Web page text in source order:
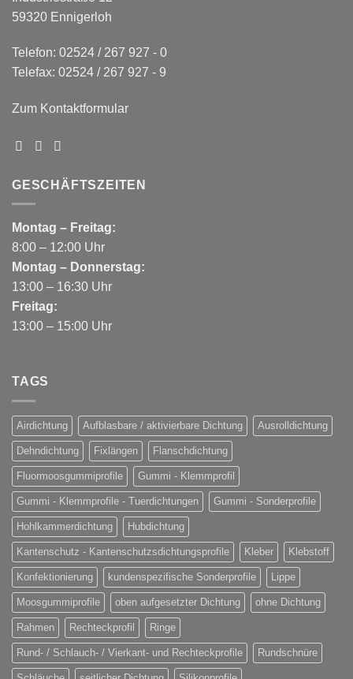
59320 Ennigerloh
Telefon: 02524 / 267 927 - 0
Telefax: 02524 / 267 927 - 9
Zum Kontaktformular
GESCHÄFTSZEITEN
Montag – Freitag:
8:00 – 12:00 Uhr
Montag – Donnerstag:
13:00 – 16:30 Uhr
Freitag:
13:00 – 15:00 Uhr
TAGS
Airdichtung Aufblasbare / aktivierbare Dichtung Ausrolldichtung
Dehndichtung Fixlängen Flanschdichtung
Fluormoosgummiprofile Gummi - Klemmprofil
Gummi - Klemmprofile - Tuerdichtungen Gummi - Sonderprofile
Hohlkammerdichtung Hubdichtung
Kantenschutz - Kantenschutzsdichtungsprofile Kleber Klebstoff
Konfektionierung kundenspezifische Sonderprofile Lippe
Moosgummiprofile oben aufgesetzter Dichtung ohne Dichtung
Rahmen Rechteckprofil Ringe
Rund- / Schlauch- / Vierkant- und Rechteckprofile Rundschnüre